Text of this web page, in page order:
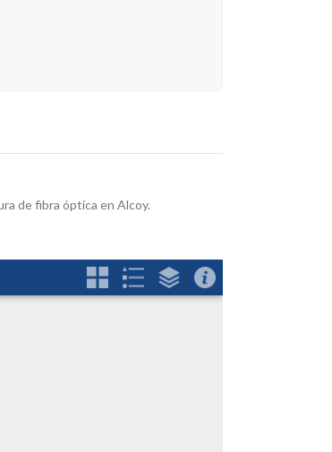
de fibra óptica en Alcoy.